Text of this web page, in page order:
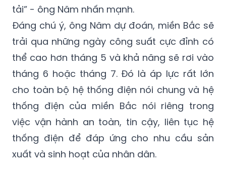
tải” - ông Năm nhấn mạnh.
Đáng chú ý, ông Năm dự đoán, miền Bắc sẽ
trải qua những ngày công suất cực đỉnh có
thể cao hơn tháng 5 và khả năng sẽ rơi vào
tháng 6 hoặc tháng 7. Đó là áp lực rất lớn
cho toàn bộ hệ thống điện nói chung và hệ
thống điện của miền Bắc nói riêng trong
việc vận hành an toàn, tin cậy, liên tục hệ
thống điện để đáp ứng cho nhu cầu sản
xuất và sinh hoạt của nhân dân.